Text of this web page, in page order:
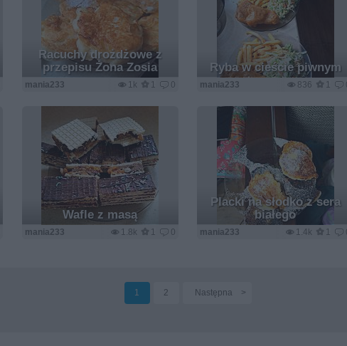
Racuchy drożdżowe z
przepisu Żona Zosia
1k 1 0
mania233
Ryba w cieście piwnym
836 1
mania233
Wafle z masą
1.8k 1 0
mania233
Placki na słodko z sera
białego
1.4k 1
mania233
1 2 Następna >